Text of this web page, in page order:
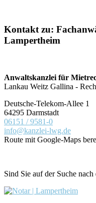
Kontakt zu:
Lampertheim
Anwaltskanzlei für
Lankau Weitz Gallina -
Deutsche-Telekom-Allee 1
64295 Darmstadt
06151 / 9581-0
info@kanzlei-lwg.de
Route mit Google-Maps
Sind Sie auf der Suche